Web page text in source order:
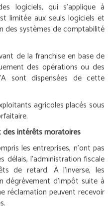
logiciels, qui s’applique à
limitée aux seuls logiciels et
des systèmes de comptabilité
de la franchise en base de
des opérations ou des
sont dispensées de cette
agricoles placés sous
intérêts moratoires
les entreprises, n’ont pas
délais, l’administration fiscale
de retard. À l’inverse, les
dégrèvement d’impôt suite à
réclamation peuvent recevoir